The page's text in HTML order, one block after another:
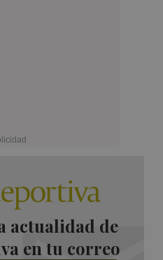
actualidad de
en tu correo